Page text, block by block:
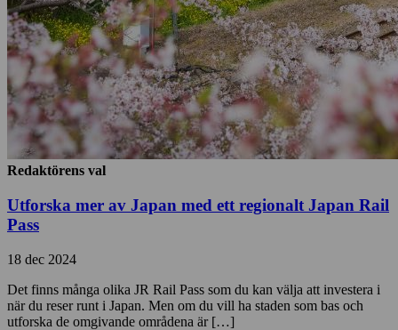
Redaktörens val
Utforska mer av Japan med ett regionalt Japan Rail
Pass
18 dec 2024
Det finns många olika JR Rail Pass som du kan välja att investera i
när du reser runt i Japan. Men om du vill ha staden som bas och
utforska de omgivande områdena är […]